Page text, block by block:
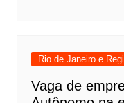
Rio de Janeiro e
Vaga de